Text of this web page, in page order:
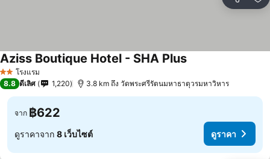
แชร์ เ
2 ดาวโรงแรม
Aziss Boutique Hotel - SHA Plus
8.8 ดีเลิศ 1,220 3.8 km ถึง วัดพระศรีรัตนมหาธาตุวรมหาวิหาร
จาก ฿622
ดูราคาจาก 8 เว็บไซต์ ดูราคา